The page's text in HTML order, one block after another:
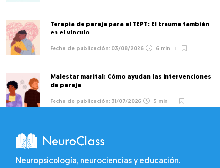
Terapia de pareja para el TEPT: El trauma también
en el vínculo
03/08/2026 6 min
Malestar marital: Cómo ayudan las intervenciones
de pareja
31/07/2026 5 min
Neuropsicología, neurociencias y educación.